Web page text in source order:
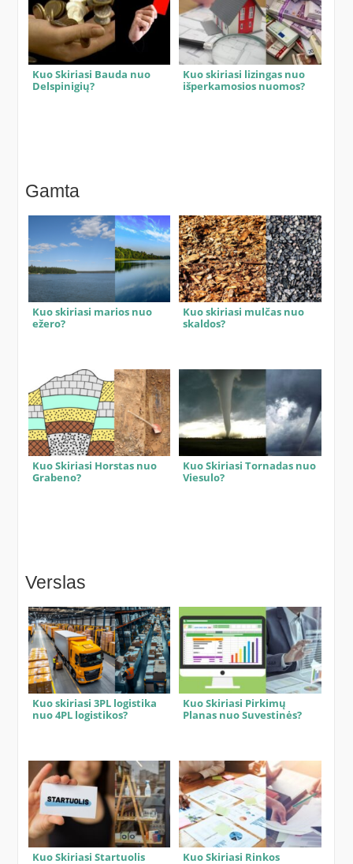
Kuo Skiriasi Bauda nuo
Delspinigių?
Kuo skiriasi lizingas nuo
išperkamosios nuomos?
Gamta
Kuo skiriasi marios nuo
ežero?
Kuo skiriasi mulčas nuo
skaldos?
Kuo Skiriasi Horstas nuo
Grabeno?
Kuo Skiriasi Tornadas nuo
Viesulo?
Verslas
Kuo skiriasi 3PL logistika
nuo 4PL logistikos?
Kuo Skiriasi Pirkimų
Planas nuo Suvestinės?
Kuo Skiriasi Startuolis
Kuo Skiriasi Rinkos